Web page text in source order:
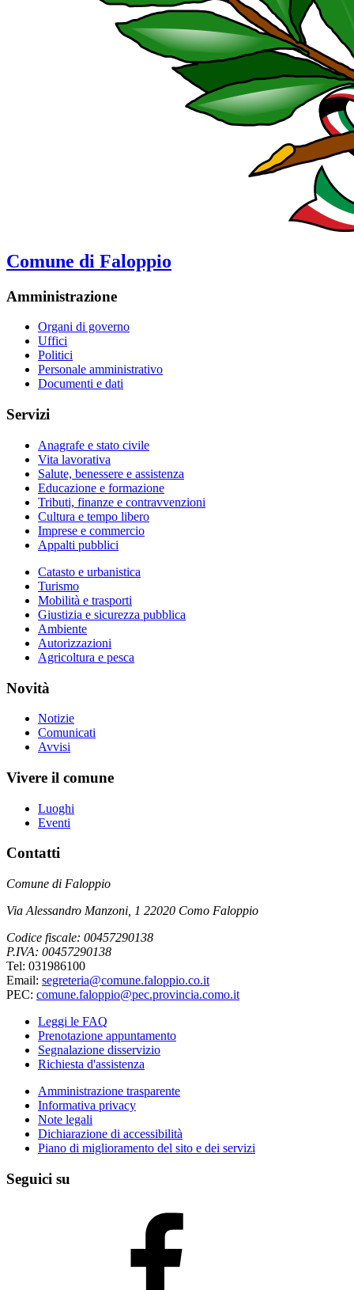
Comune di Faloppio
Amministrazione
Organi di governo
Uffici
Politici
Personale amministrativo
Documenti e dati
Servizi
Anagrafe e stato civile
Vita lavorativa
Salute, benessere e assistenza
Educazione e formazione
Tributi, finanze e contravvenzioni
Cultura e tempo libero
Imprese e commercio
Appalti pubblici
Catasto e urbanistica
Turismo
Mobilità e trasporti
Giustizia e sicurezza pubblica
Ambiente
Autorizzazioni
Agricoltura e pesca
Novità
Notizie
Comunicati
Avvisi
Vivere il comune
Luoghi
Eventi
Contatti
Comune di Faloppio
Via Alessandro Manzoni, 1 22020 Como Faloppio
Codice fiscale: 00457290138
P.IVA: 00457290138
Tel: 031986100
Email: segreteria@comune.faloppio.co.it
PEC: comune.faloppio@pec.provincia.como.it
Leggi le FAQ
Prenotazione appuntamento
Segnalazione disservizio
Richiesta d'assistenza
Amministrazione trasparente
Informativa privacy
Note legali
Dichiarazione di accessibilità
Piano di miglioramento del sito e dei servizi
Seguici su